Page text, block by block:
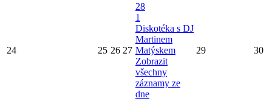
24 25 26 27
28
1
Diskotéka s DJ
Martinem
Matýskem
Zobrazit
všechny
záznamy ze
dne
29 30